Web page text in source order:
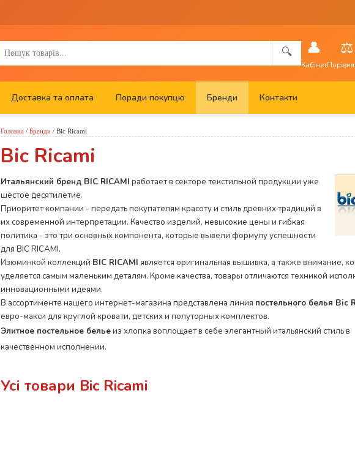
🔍 👤
Кабінет
⚖️
Доставка та оплата Поради покупцю Бренди Контакти
Головна / Бренди / Bic Ricami
Bic Ricami
Итальянский бренд BIC RICAMI работает в секторе текстильной продукции уже
шестое десятилетие.
Приоритет компании - передать покупателям красоту и стиль древних традиций в
их современной интерпретации. Качество изделий, невысокие цены и гибкая
политика - это три основных компонента, которые вывели формулу успешности
для BIC RICAMI.
Изюминкой коллекций BIC RICAMI является оригинальная вышивка, а также внимание,
уделяется самым маленьким деталям. Кроме качества, товары отличаются техникой
инновационными идеями.
В ассортименте нашего интернет-магазина представлена линия постельного белья Bic
евро-макси для круглой кровати, детских и полуторных комплектов.
Элитное постельное бельеиз хлопка воплощает в себе элегантный итальянский стиль в
качественном исполнении.
Усі товари Bic Ricami